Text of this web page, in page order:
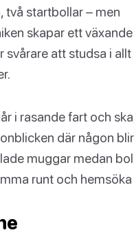
två startbollar – men
skapar ett
svårare att studsa i
i rasande fart och
där någon
muggar medan
runt och hemsöka